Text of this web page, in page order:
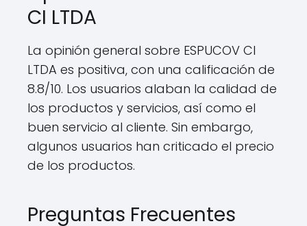
CI LTDA
La opinión general sobre ESPUCOV CI
LTDA es positiva, con una calificación de
8.8/10. Los usuarios alaban la calidad de
los productos y servicios, así como el
buen servicio al cliente. Sin embargo,
algunos usuarios han criticado el precio
de los productos.
Preguntas Frecuentes